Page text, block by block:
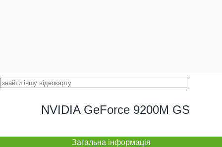
NVIDIA GeForce 9200M GS
Загальна інформація